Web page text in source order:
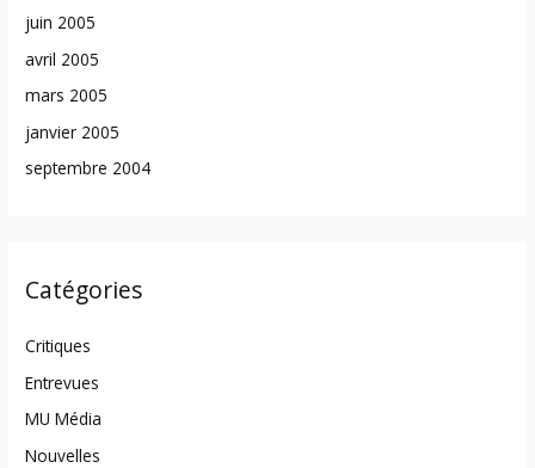
juin 2005
avril 2005
mars 2005
janvier 2005
septembre 2004
Catégories
Critiques
Entrevues
MU Média
Nouvelles